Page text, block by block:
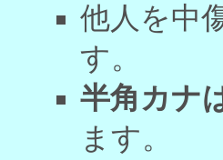
他人を中
す。
半角カナ
ます。